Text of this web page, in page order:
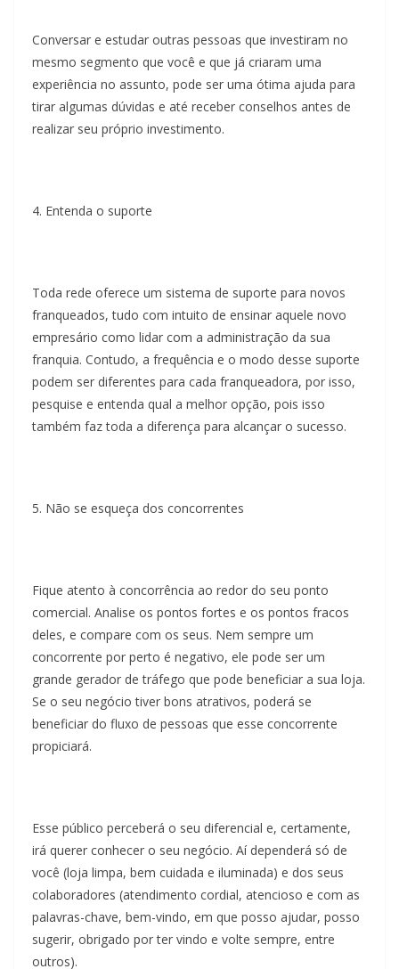
Conversar e estudar outras pessoas que investiram no
mesmo segmento que você e que já criaram uma
experiência no assunto, pode ser uma ótima ajuda para
tirar algumas dúvidas e até receber conselhos antes de
realizar seu próprio investimento.
4. Entenda o suporte
Toda rede oferece um sistema de suporte para novos
franqueados, tudo com intuito de ensinar aquele novo
empresário como lidar com a administração da sua
franquia. Contudo, a frequência e o modo desse suporte
podem ser diferentes para cada franqueadora, por isso,
pesquise e entenda qual a melhor opção, pois isso
também faz toda a diferença para alcançar o sucesso.
5. Não se esqueça dos concorrentes
Fique atento à concorrência ao redor do seu ponto
comercial. Analise os pontos fortes e os pontos fracos
deles, e compare com os seus. Nem sempre um
concorrente por perto é negativo, ele pode ser um
grande gerador de tráfego que pode beneficiar a sua loja.
Se o seu negócio tiver bons atrativos, poderá se
beneficiar do fluxo de pessoas que esse concorrente
propiciará.
Esse público perceberá o seu diferencial e, certamente,
irá querer conhecer o seu negócio. Aí dependerá só de
você (loja limpa, bem cuidada e iluminada) e dos seus
colaboradores (atendimento cordial, atencioso e com as
palavras-chave, bem-vindo, em que posso ajudar, posso
sugerir, obrigado por ter vindo e volte sempre, entre
outros).